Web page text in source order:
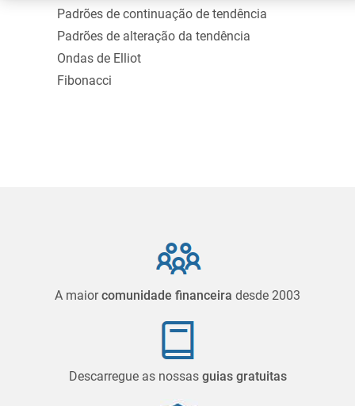
Padrões de continuação de tendência
Padrões de alteração da tendência
Ondas de Elliot
Fibonacci
A maiorcomunidade financeira desde 2003
Descarregue as nossas guias gratuitas